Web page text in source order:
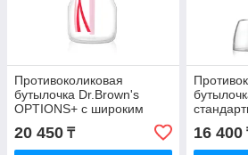
Противоколиковая
бутылочка Dr.Brown's
OPTIONS+ с широким
20 450 ₸ 16 400